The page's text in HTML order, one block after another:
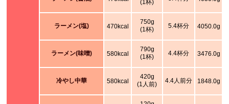
(1杯)
ラーメン(塩) 470kcal
750g
(1杯)
5.4杯分 4050.0g
ラーメン(味噌) 580kcal
790g
(1杯)
4.4杯分 3476.0g
冷やし中華 580kcal
420g
(1人前)
4.4人前分 1848.0g